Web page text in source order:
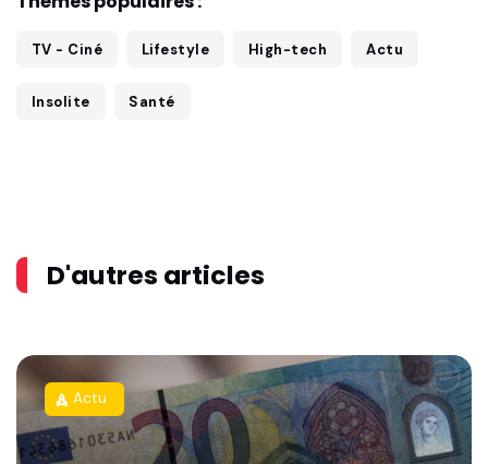
TV - Ciné Lifestyle High-tech Actu
Insolite Santé
D'autres articles
rocket Actu